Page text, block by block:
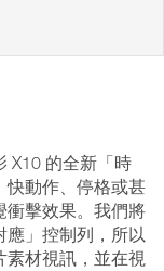
X10 的全新「時
快動作、停格或甚
衝擊效果。我們將
應」控制列，所以
材視訊，並在視